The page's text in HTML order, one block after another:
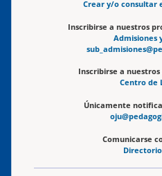
Crear y/o consultar
Inscribirse a nuestros
Admisiones
Inscribirse a
Centro de
Únicamente
Comunicarse